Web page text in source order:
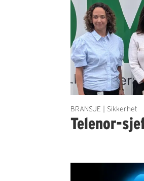
BRANSJE | Sikkerhet
Telenor-